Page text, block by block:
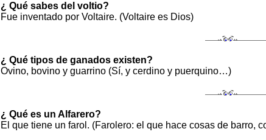
¿ Qué sabes del voltio?
Fue inventado por Voltaire. (Voltaire es Dios)
¿ Qué tipos de ganados existen?
Ovino, bovino y guarrino (Sí, y cerdino y puerquino…)
¿ Qué es un Alfarero?
El que tiene un farol. (Farolero: el que hace cosas de barro,